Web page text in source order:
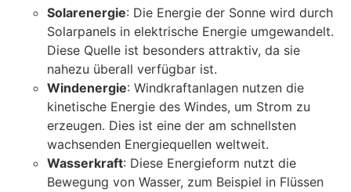
Solarenergie: Die Energie der Sonne wird durch
Solarpanels in elektrische Energie umgewandelt.
Diese Quelle ist besonders attraktiv, da sie
nahezu überall verfügbar ist.
Windenergie: Windkraftanlagen nutzen die
kinetische Energie des Windes, um Strom zu
erzeugen. Dies ist eine der am schnellsten
wachsenden Energiequellen weltweit.
Wasserkraft: Diese Energieform nutzt die
Bewegung von Wasser, zum Beispiel in Flüssen